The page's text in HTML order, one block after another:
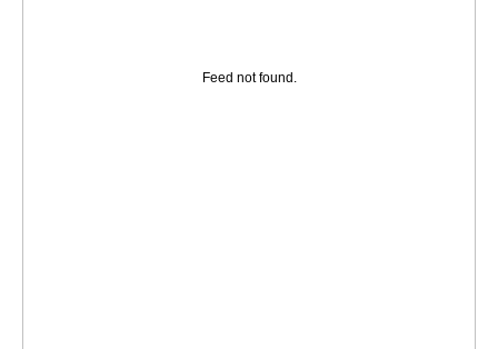
Feed not found.